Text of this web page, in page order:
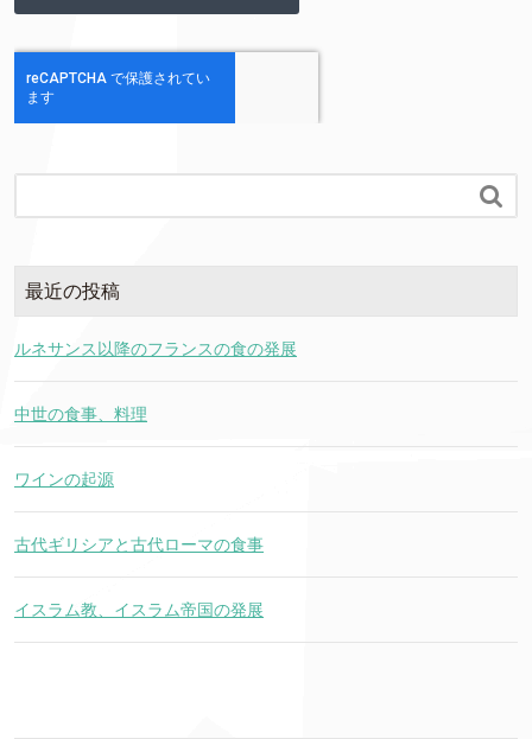

最近の投稿
ルネサンス以降のフランスの食の発展
中世の食事、料理
ワインの起源
古代ギリシアと古代ローマの食事
イスラム教、イスラム帝国の発展